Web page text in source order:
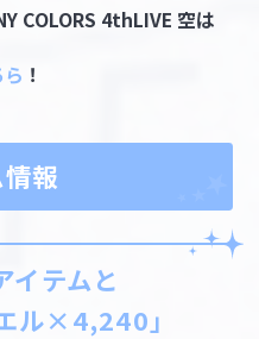
COLORS 4thLIVE 空は
！
報
イテムと
ル×4,240」